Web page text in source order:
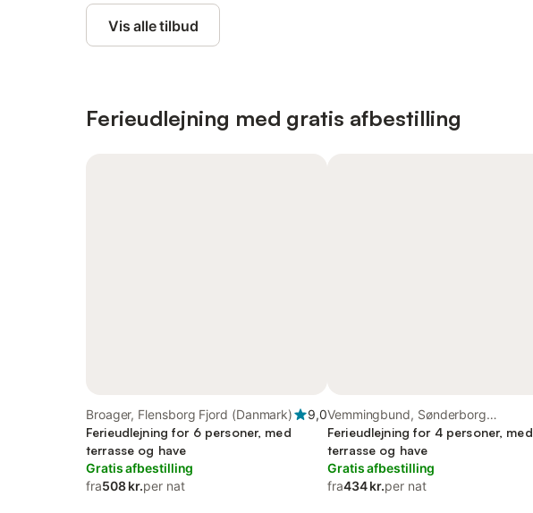
Vis alle tilbud
Ferieudlejning med gratis afbestilling
Broager, Flensborg Fjord (Danmark)
9,0
Ferieudlejning for 6 personer, med
terrasse og have
Gratis afbestilling
fra508 kr.per nat
Vemmingbund, Sønderborg
Kommune
Ferieudlejning for 4 personer, med
terrasse og have
Gratis afbestilling
fra434 kr.per nat